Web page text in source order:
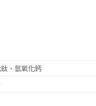
、氫氧化鈣